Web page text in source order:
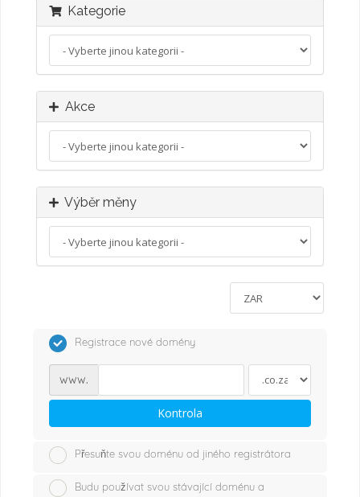
Kategorie
Akce
Výběr měny
Registrace nové domény
www.
Kontrola
Přesuňte svou doménu od jiného registrátora
Budu používat svou stávající doménu a